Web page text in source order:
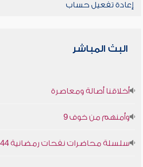
إعادة تفعيل حساب
البث المباشر
أخلاقنا أصالة ومعاصرة
وأمنهم من خوف 9
سلسلة محاضرات نفحات رمضانية 1444هـ